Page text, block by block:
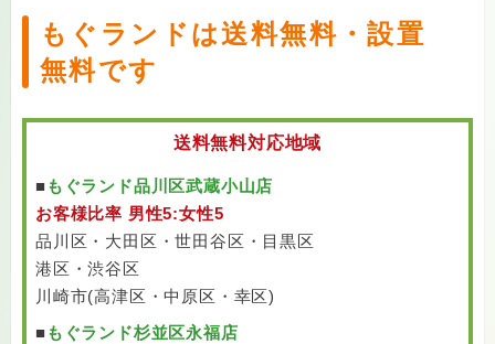
もぐランドは送料無料・設置
無料です
送料無料対応地域
■もぐランド品川区武蔵小山店
お客様比率 男性5:女性5
品川区・大田区・世田谷区・目黒区
港区・渋谷区
川崎市(高津区・中原区・幸区)
■もぐランド杉並区永福店